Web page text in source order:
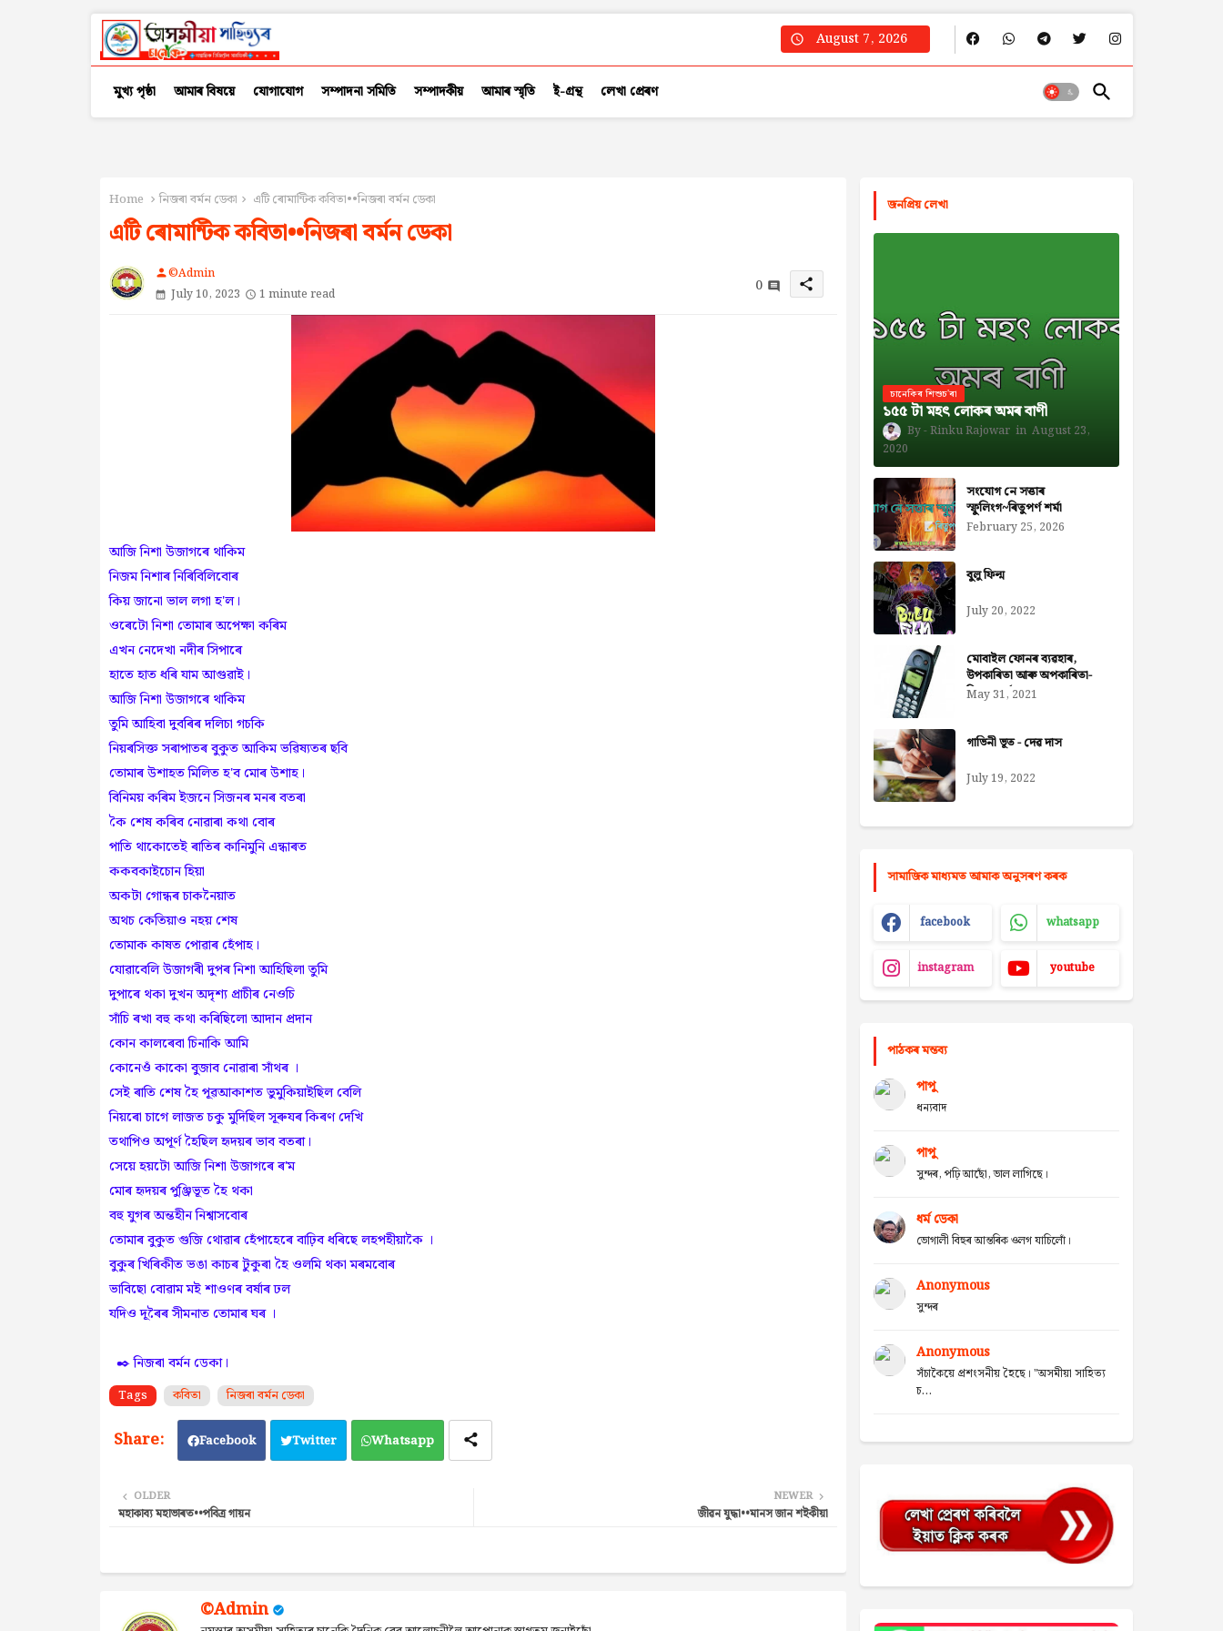
August 7, 2026
মুখ্য পৃষ্ঠা আমাৰ বিষয়ে যোগাযোগ সম্পাদনা সমিতি সম্পাদকীয় আমাৰ স্মৃতি ই-গ্ৰন্থ লেখা প্ৰেৰণ
Home নিজৰা বৰ্মন ডেকা এটি ৰোমান্টিক কবিতা••নিজৰা বৰ্মন ডেকা
এটি ৰোমান্টিক কবিতা••নিজৰা বৰ্মন ডেকা
person©Admin
July 10, 2023
1 minute read 0 share
আজি নিশা উজাগৰে থাকিম
নিজম নিশাৰ নিৰিবিলিবোৰ
কিয় জানো ভাল লগা হ'ল।
ওৰেটো নিশা তোমাৰ অপেক্ষা কৰিম
এখন নেদেখা নদীৰ সিপাৰে
হাতে হাত ধৰি যাম আগুৱাই।
আজি নিশা উজাগৰে থাকিম
তুমি আহিবা দুবৰিৰ দলিচা গচকি
নিয়ৰসিক্ত সৰাপাতৰ বুকুত আকিম ভৱিষ্যতৰ ছবি
তোমাৰ উশাহত মিলিত হ'ব মোৰ উশাহ।
বিনিময় কৰিম ইজনে সিজনৰ মনৰ বতৰা
কৈ শেষ কৰিব নোৱাৰা কথা বোৰ
পাতি থাকোতেই ৰাতিৰ কানিমুনি এন্ধাৰত
ককবকাইচোন হিয়া
অকটা গোন্ধৰ চাকনৈয়াত
অথচ কেতিয়াও নহয় শেষ
তোমাক কাষত পোৱাৰ হেঁপাহ।
যোৱাবেলি উজাগৰী দুপৰ নিশা আহিছিলা তুমি
দুপাৰে থকা দুখন অদৃশ্য প্রাচীৰ নেওচি
সাঁচি ৰখা বহু কথা কৰিছিলো আদান প্ৰদান
কোন কালৰেবা চিনাকি আমি
কোনেওঁ কাকো বুজাব নোৱাৰা সাঁথৰ ।
সেই ৰাতি শেষ হৈ পূৱআকাশত ভুমুকিয়াইছিল বেলি
নিয়ৰো চাগে লাজত চকু মুদিছিল সূৰুযৰ কিৰণ দেখি
তথাপিও অপূৰ্ণ হৈছিল হৃদয়ৰ ভাব বতৰা।
সেয়ে হয়টো আজি নিশা উজাগৰে ৰ'ম
মোৰ হৃদয়ৰ পুঞ্জিভূত হৈ থকা
বহু যুগৰ অন্তহীন নিশ্বাসবোৰ
তোমাৰ বুকুত গুজি থোৱাৰ হেঁপাহেৰে বাঢ়িব ধৰিছে লহপহীয়াকৈ ।
বুকুৰ খিৰিকীত ভঙা কাচৰ টুকুৰা হৈ ওলমি থকা মৰমবোৰ
ভাবিছো বোৱাম মই শাওণৰ বৰ্ষাৰ ঢল
যদিও দূৰৈৰ সীমনাত তোমাৰ ঘৰ ।
✒️ নিজৰা বৰ্মন ডেকা।
Tags কবিতা নিজৰা বৰ্মন ডেকা
Facebook Twitter Whatsapp
NEWER
জীৱন যুদ্ধা••মানস জান শইকীয়া
OLDER
মহাকাব্য মহাভাৰত••পবিত্ৰ গায়ন
©Admin
জনপ্রিয় লেখা
চানেকিৰ শিশুচ'ৰা
১৫৫ টা মহৎ লোকৰ অমৰ বাণী
Rinku Rajowar
August 23,
2020
সংযোগ নে সত্তাৰ
স্ফুলিংগ~ৰিতুপৰ্ণ শৰ্মা
February 25, 2026
বুলু ফিল্ম
July 20, 2022
মোবাইল ফোনৰ ব্যৱহাৰ,
উপকাৰিতা আৰু অপকাৰিতা-
নিজৰা বৰ্মন ডেকা
May 31, 2021
গাভিনী ভূত - দেৱ দাস
July 19, 2022
সামাজিক মাধ্যমত আমাক অনুসৰণ কৰক
facebook whatsapp
instagram youtube
পাঠকৰ মন্তব্য
পাপু
ধন্যবাদ
পাপু
সুন্দৰ, পঢ়ি আছোঁ, ভাল লাগিছে।
ধৰ্ম ডেকা
ভোগালী বিহুৰ আন্তৰিক ওলগ যাচিলোঁ।
Anonymous
সুন্দৰ
Anonymous
সঁচাকৈয়ে প্ৰশংসনীয় হৈছে। "অসমীয়া সাহিত্য
চ...